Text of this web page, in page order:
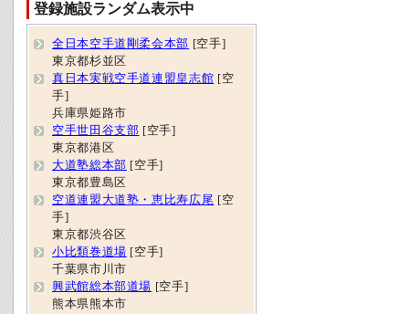
登録施設ランダム表示中
全日本空手道剛柔会本部 [空手]
東京都杉並区
真日本実戦空手道連盟皇志館 [空
手]
兵庫県姫路市
空手世田谷支部 [空手]
東京都港区
大道塾総本部 [空手]
東京都豊島区
空道連盟大道塾・恵比寿広尾 [空
手]
東京都渋谷区
小比類巻道場 [空手]
千葉県市川市
興武館総本部道場 [空手]
熊本県熊本市